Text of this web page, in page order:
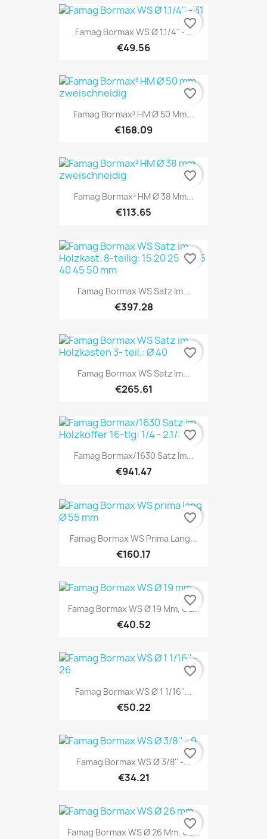
Famag Bormax WS Ø 1.1/4'' -...
€49.56
favorite_border
Famag Bormax³ HM Ø 50 Mm...
€168.09
favorite_border
Famag Bormax³ HM Ø 38 Mm...
€113.65
favorite_border
Famag Bormax WS Satz Im...
€397.28
favorite_border
Famag Bormax WS Satz Im...
€265.61
favorite_border
Famag Bormax/1630 Satz Im...
€941.47
favorite_border
Famag Bormax WS Prima Lang...
€160.17
favorite_border
Famag Bormax WS Ø 19 Mm, GL...
€40.52
favorite_border
Famag Bormax WS Ø 1 1/16''...
€50.22
favorite_border
Famag Bormax WS Ø 3/8'' -...
€34.21
favorite_border
Famag Bormax WS Ø 26 Mm, GL...
favorite_border